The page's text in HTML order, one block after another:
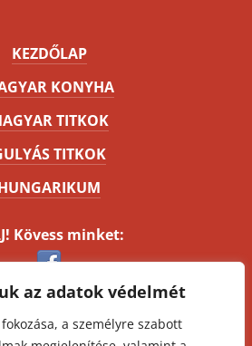
az adatok védelmét
a személyre szabott
KEZDŐLAP
KONYHA
TITKOK
TITKOK
Kövess minket:
Impresszum